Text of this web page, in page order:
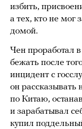
избить,
а тех, кто не мог
домой.
Чен проработал
бежать после
инцидент с
он рассказывать
по Китаю,
и зарабатывал
купил